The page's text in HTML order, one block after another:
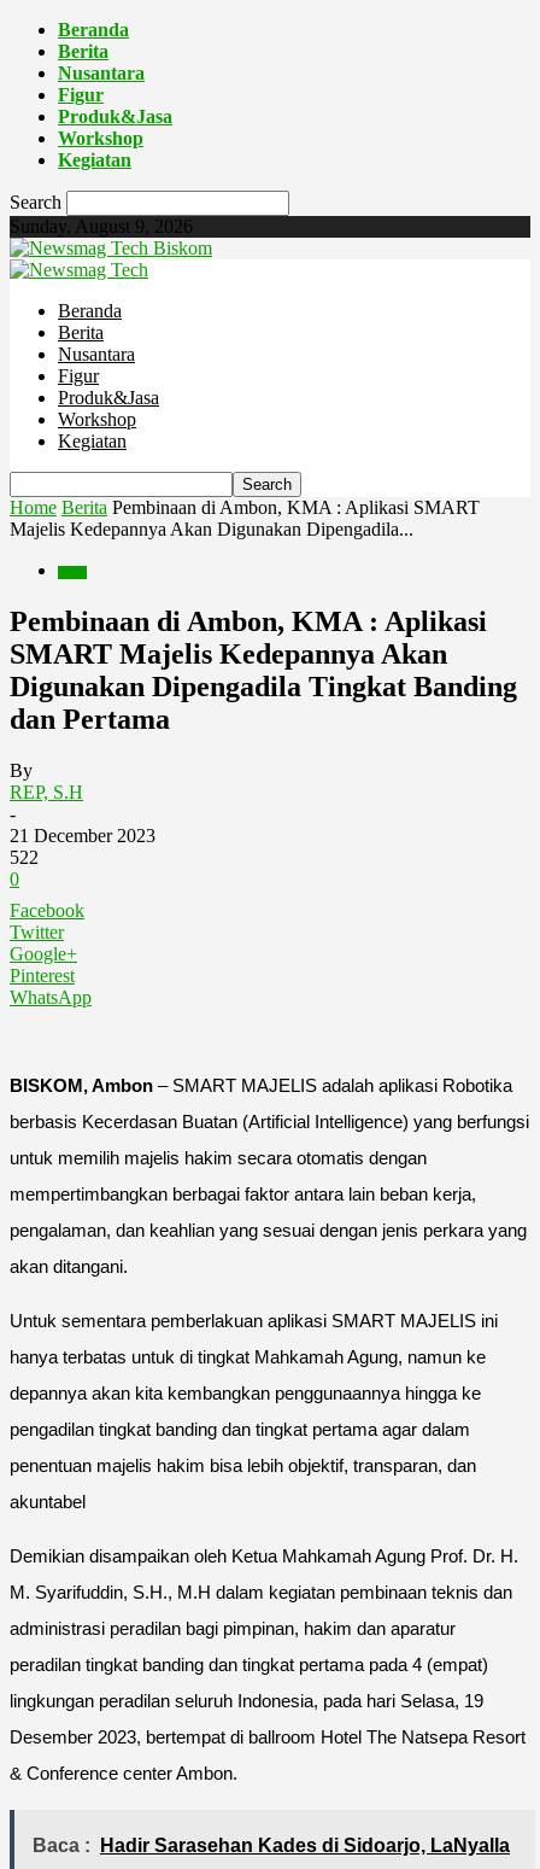
Beranda
Berita
Nusantara
Figur
Produk&Jasa
Workshop
Kegiatan
Search
Sunday, August 9, 2026
Biskom
Beranda
Berita
Nusantara
Figur
Produk&Jasa
Workshop
Kegiatan
Home Berita Pembinaan di Ambon, KMA : Aplikasi SMART
Majelis Kedepannya Akan Digunakan Dipengadila...
Pembinaan di Ambon, KMA : Aplikasi
SMART Majelis Kedepannya Akan
Digunakan Dipengadila Tingkat Banding
dan Pertama
By
REP, S.H
-
21 December 2023
522
0
Facebook
Twitter
Google+
Pinterest
WhatsApp
BISKOM, Ambon – SMART MAJELIS adalah aplikasi Robotika
berbasis Kecerdasan Buatan (Artificial Intelligence) yang berfungsi
untuk memilih majelis hakim secara otomatis dengan
mempertimbangkan berbagai faktor antara lain beban kerja,
pengalaman, dan keahlian yang sesuai dengan jenis perkara yang
akan ditangani.
Untuk sementara pemberlakuan aplikasi SMART MAJELIS ini
hanya terbatas untuk di tingkat Mahkamah Agung, namun ke
depannya akan kita kembangkan penggunaannya hingga ke
pengadilan tingkat banding dan tingkat pertama agar dalam
penentuan majelis hakim bisa lebih objektif, transparan, dan
akuntabel
Demikian disampaikan oleh Ketua Mahkamah Agung Prof. Dr. H.
M. Syarifuddin, S.H., M.H dalam kegiatan pembinaan teknis dan
administrasi peradilan bagi pimpinan, hakim dan aparatur
peradilan tingkat banding dan tingkat pertama pada 4 (empat)
lingkungan peradilan seluruh Indonesia, pada hari Selasa, 19
Desember 2023, bertempat di ballroom Hotel The Natsepa Resort
& Conference center Ambon.
Baca :
Hadir Sarasehan Kades di Sidoarjo, LaNyalla